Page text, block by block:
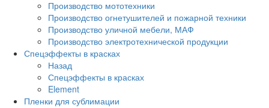
Производство мототехники
Производство огнетушителей и пожарной техники
Производство уличной мебели, МАФ
Производство электротехнической продукции
Спецэффекты в красках
Назад
Спецэффекты в красках
Element
Пленки для сублимации